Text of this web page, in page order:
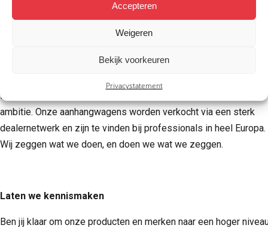
Accepteren
Weigeren
Bekijk voorkeuren
Privacystatement
Met deze functie vervul je een mooie rol binnen de Unitrailer
Holding. Je kunt je stempel drukken op het assortiment, de prijs
innovatie en (persoonlijke) groei. En je werkt samen met
in orde. Wij combineren Brabantse nuchterheid met Europese
ambitie. Onze aanhangwagens worden verkocht via een sterk
dealernetwerk en zijn te vinden bij professionals in heel Europa.
Wij zeggen wat we doen, en doen we wat we zeggen.
Laten we kennismaken
Ben jij klaar om onze producten en merken naar een hoger